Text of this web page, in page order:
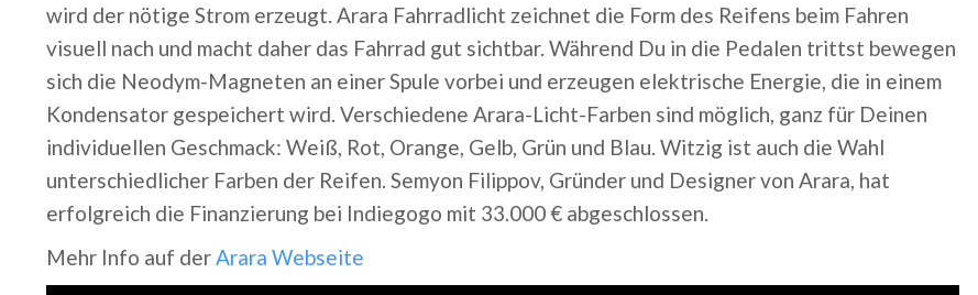
wird der nötige Strom erzeugt. Arara Fahrradlicht zeichnet die Form des Reifens beim Fahren
visuell nach und macht daher das Fahrrad gut sichtbar. Während Du in die Pedalen trittst bewegen
sich die Neodym-Magneten an einer Spule vorbei und erzeugen elektrische Energie, die in einem
Kondensator gespeichert wird. Verschiedene Arara-Licht-Farben sind möglich, ganz für Deinen
individuellen Geschmack: Weiß, Rot, Orange, Gelb, Grün und Blau. Witzig ist auch die Wahl
unterschiedlicher Farben der Reifen. Semyon Filippov, Gründer und Designer von Arara, hat
erfolgreich die Finanzierung bei Indiegogo mit 33.000 € abgeschlossen.
Mehr Info auf derArara Webseite